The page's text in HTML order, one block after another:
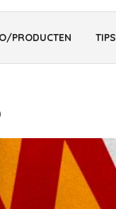
PRODUCTEN TIPS